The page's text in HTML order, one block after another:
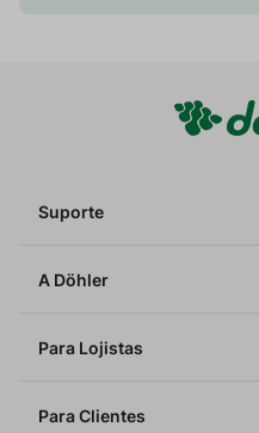
Suporte
A Döhler
Para Lojistas
Para Clientes